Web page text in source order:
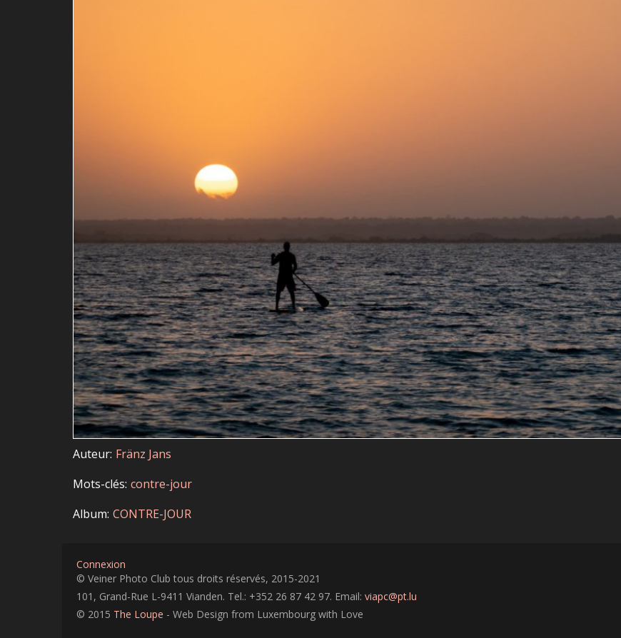
Auteur Fränz Jans
Mots-clés contre-jour
Album CONTRE-JOUR
Connexion
© Veiner Photo Club tous droits réservés, 2015-2021
101, Grand-Rue L-9411 Vianden. Tel.: +352 26 87 42 97. Email: viapc@pt.lu
© 2015 The Loupe - Web Design from Luxembourg with Love